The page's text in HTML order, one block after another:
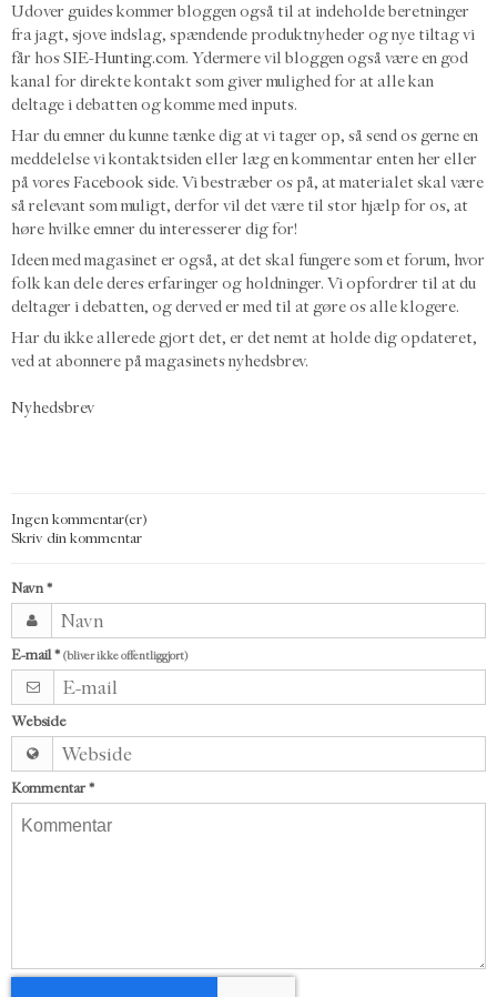
Udover guides kommer bloggen også til at indeholde beretninger
fra jagt, sjove indslag, spændende produktnyheder og nye tiltag vi
får hosSIE-Hunting.com. Ydermere vil bloggen også være en god
kanal for direkte kontakt som giver mulighed for at alle kan
deltage i debatten og komme med inputs.
Har du emner du kunne tænke dig at vi tager op, så send os gerne en
meddelelse vi kontaktsiden eller læg en kommentar enten her eller
på voresFacebook side. Vi bestræber os på, at materialet skal være
så relevant som muligt, derfor vil det være til stor hjælp for os, at
høre hvilke emner du interesserer dig for!
Ideen med magasinet er også, at det skal fungere som et forum, hvor
folk kan dele deres erfaringer og holdninger. Vi opfordrer til at du
deltager i debatten, og derved er med til at gøre os alle klogere.
Har du ikke allerede gjort det, er det nemt at holde dig opdateret,
ved at abonnere på magasinets nyhedsbrev.
Nyhedsbrev
Ingen kommentar(er)
Skriv din kommentar
Navn *
E-mail* (bliver ikke offentliggjort)
Webside
Kommentar*